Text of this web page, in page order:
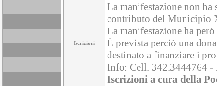
Iscrizioni
La manifestazione non
contributo del Municipio
La manifestazione ha
È prevista perciò una
destinato a finanziare i
Info: Cell. 342.3444764 -
Iscrizioni a cura della